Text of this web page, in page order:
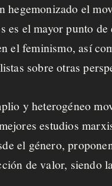
el
el mayor punto
el feminismo, así
sobre otras
y heterogéneo
estudios
el género,
de valor, siendo